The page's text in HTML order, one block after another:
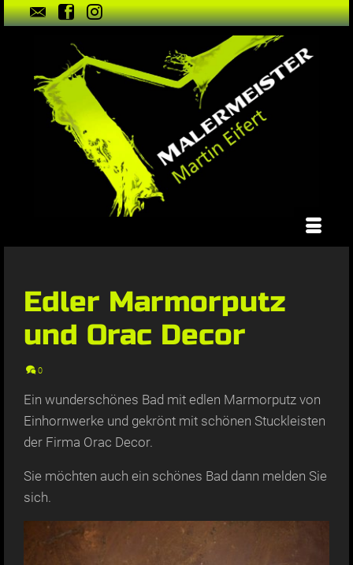
Edler Marmorputz
und Orac Decor
0
Ein wunderschönes Bad mit edlen Marmorputz von
Einhornwerke und gekrönt mit schönen Stuckleisten
der Firma Orac Decor.
Sie möchten auch ein schönes Bad dann melden Sie
sich.